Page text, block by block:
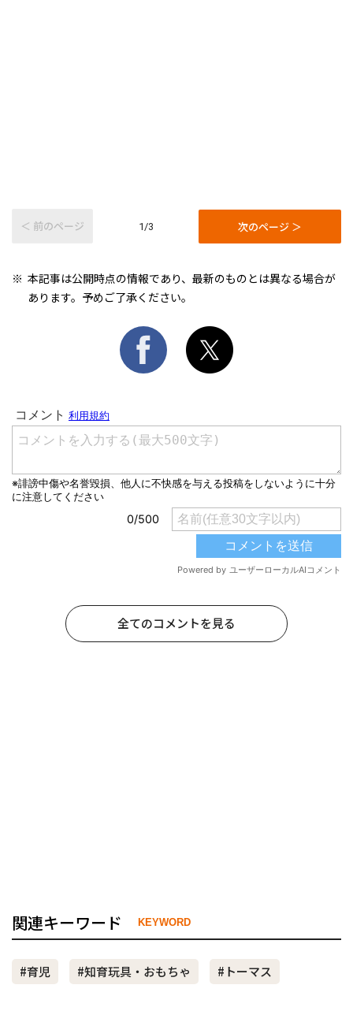
＜ 前のページ 1/3 次のページ ＞
本記事は公開時点の情報であり、最新のものとは異なる場合が
あります。予めご了承ください。
全てのコメントを見る
関連キーワード KEYWORD
#育児 #知育玩具・おもちゃ #トーマス